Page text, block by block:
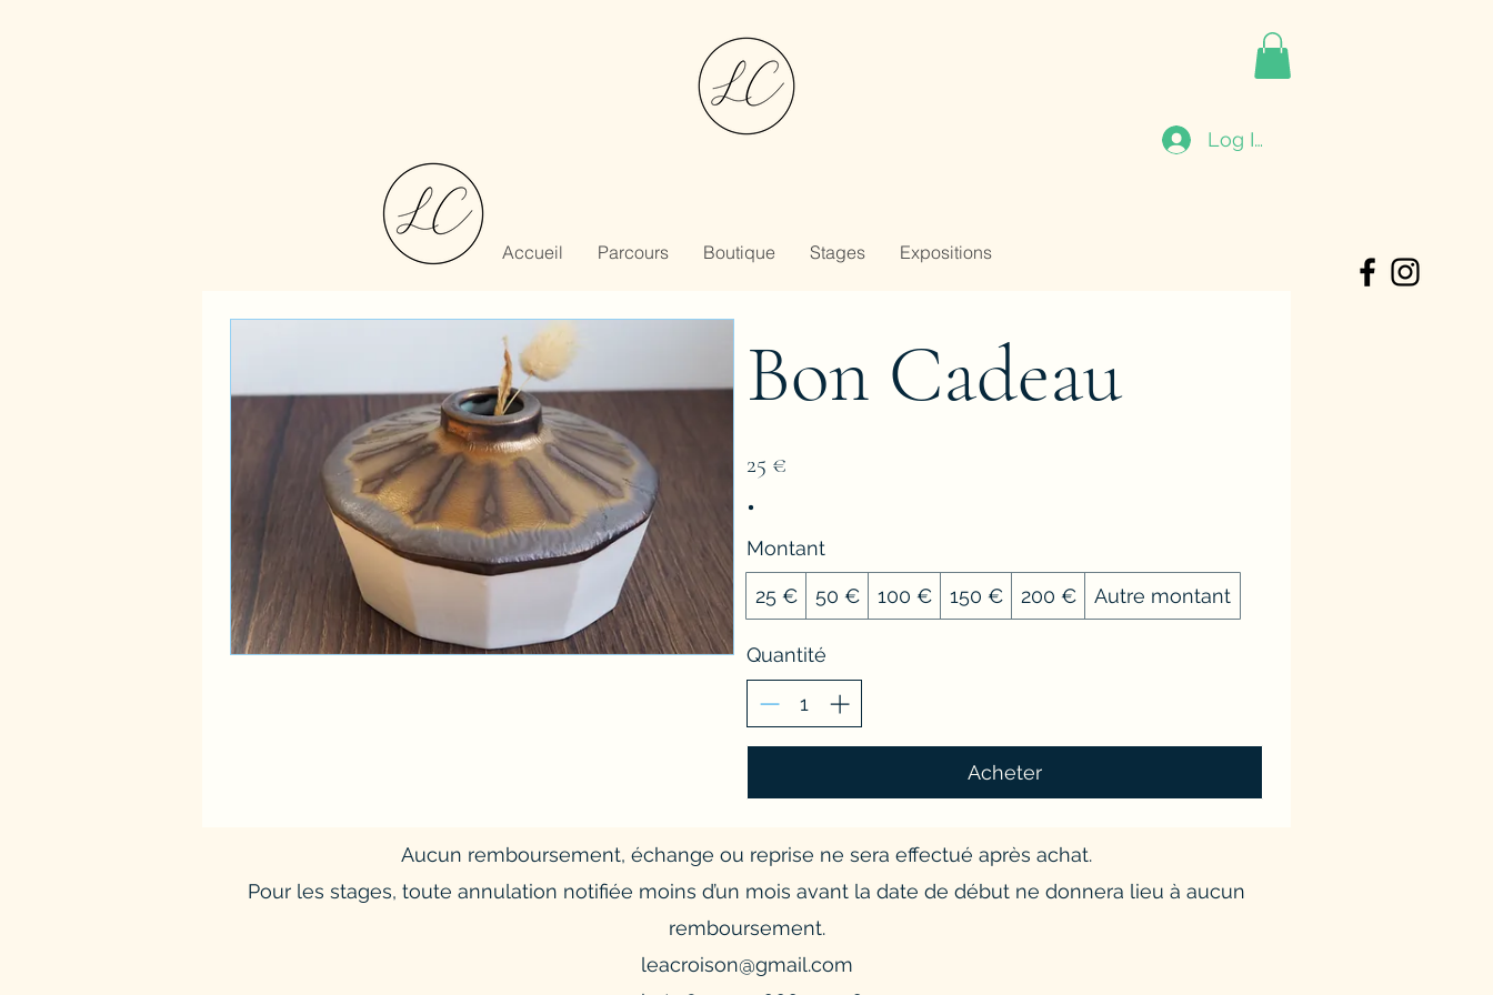
Log In
Accueil Parcours Boutique Stages Expositions
Bon Cadeau
25 €
Montant
25 € 50 € 100 € 150 € 200 € Autre montant
Quantité
Acheter
Aucun remboursement, échange ou reprise ne sera effectué après achat.
Pour les stages, toute annulation notifiée moins d’un mois avant la date de début ne donnera lieu à aucun
remboursement.
leacroison@gmail.com